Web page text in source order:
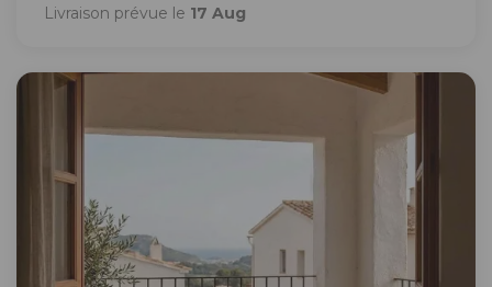
Livraison prévue le 17 Aug